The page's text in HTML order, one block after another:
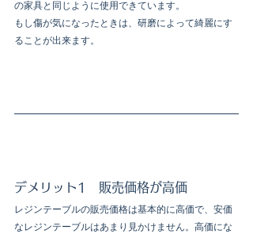
の家具と同じように使用できています。
もし傷が気になったときは、研磨によって綺麗にす
ることが出来ます。
デメリット1　販売価格が高価
レジンテーブルの販売価格は基本的に高価で、安価
なレジンテーブルはあまり見かけません。高価にな